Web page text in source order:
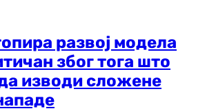
развој модела
због тога што
изводи сложене